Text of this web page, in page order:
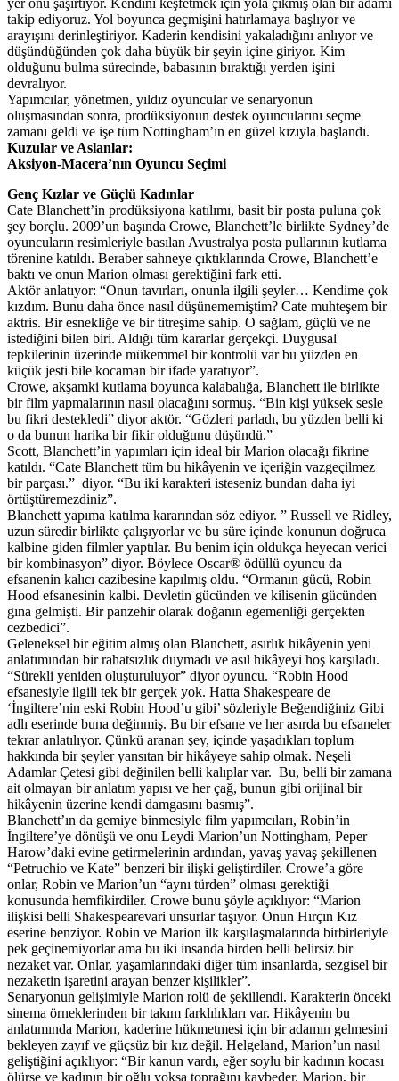
takip ediyoruz. Yol boyunca geçmişini hatırlamaya başlıyor ve
arayışını derinleştiriyor. Kaderin kendisini yakaladığını anlıyor ve
düşündüğünden çok daha büyük bir şeyin içine giriyor. Kim
olduğunu bulma sürecinde, babasının bıraktığı yerden işini
devralıyor.
Yapımcılar, yönetmen, yıldız oyuncular ve senaryonun
oluşmasından sonra, prodüksiyonun destek oyuncularını seçme
zamanı geldi ve işe tüm Nottingham’ın en güzel kızıyla başlandı.
Kuzular ve Aslanlar:
Aksiyon-Macera’nın Oyuncu Seçimi
Genç Kızlar ve Güçlü Kadınlar
Cate Blanchett’in prodüksiyona katılımı, basit bir posta puluna çok
şey borçlu. 2009’un başında Crowe, Blanchett’le birlikte Sydney’de
oyuncuların resimleriyle basılan Avustralya posta pullarının kutlama
törenine katıldı. Beraber sahneye çıktıklarında Crowe, Blanchett’e
baktı ve onun Marion olması gerektiğini fark etti.
Aktör anlatıyor: “Onun tavırları, onunla ilgili şeyler… Kendime çok
kızdım. Bunu daha önce nasıl düşünememiştim? Cate muhteşem bir
aktris. Bir esnekliğe ve bir titreşime sahip. O sağlam, güçlü ve ne
istediğini bilen biri. Aldığı tüm kararlar gerçekçi. Duygusal
tepkilerinin üzerinde mükemmel bir kontrolü var bu yüzden en
küçük jesti bile kocaman bir ifade yaratıyor”.
Crowe, akşamki kutlama boyunca kalabalığa, Blanchett ile birlikte
bir film yapmalarının nasıl olacağını sormuş. “Bin kişi yüksek sesle
bu fikri destekledi” diyor aktör. “Gözleri parladı, bu yüzden belli ki
o da bunun harika bir fikir olduğunu düşündü.”
Scott, Blanchett’in yapımları için ideal bir Marion olacağı fikrine
katıldı. “Cate Blanchett tüm bu hikâyenin ve içeriğin vazgeçilmez
bir parçası.” diyor. “Bu iki karakteri isteseniz bundan daha iyi
örtüştüremezdiniz”.
Blanchett yapıma katılma kararından söz ediyor. ” Russell ve Ridley,
uzun süredir birlikte çalışıyorlar ve bu süre içinde konunun doğruca
kalbine giden filmler yaptılar. Bu benim için oldukça heyecan verici
bir kombinasyon” diyor. Böylece Oscar® ödüllü oyuncu da
efsanenin kalıcı cazibesine kapılmış oldu. “Ormanın gücü, Robin
Hood efsanesinin kalbi. Devletin gücünden ve kilisenin gücünden
gına gelmişti. Bir panzehir olarak doğanın egemenliği gerçekten
cezbedici”.
Geleneksel bir eğitim almış olan Blanchett, asırlık hikâyenin yeni
anlatımından bir rahatsızlık duymadı ve asıl hikâyeyi hoş karşıladı.
“Sürekli yeniden oluşturuluyor” diyor oyuncu. “Robin Hood
efsanesiyle ilgili tek bir gerçek yok. Hatta Shakespeare de
‘İngiltere’nin eski Robin Hood’u gibi’ sözleriyle Beğendiğiniz Gibi
adlı eserinde buna değinmiş. Bu bir efsane ve her asırda bu efsaneler
tekrar anlatılıyor. Çünkü aranan şey, içinde yaşadıkları toplum
hakkında bir şeyler yansıtan bir hikâyeye sahip olmak. Neşeli
Adamlar Çetesi gibi değinilen belli kalıplar var. Bu, belli bir zamana
ait olmayan bir anlatım yapısı ve her çağ, bunun gibi orijinal bir
hikâyenin üzerine kendi damgasını basmış”.
Blanchett’ın da gemiye binmesiyle film yapımcıları, Robin’in
İngiltere’ye dönüşü ve onu Leydi Marion’un Nottingham, Peper
Harow’daki evine getirmelerinin ardından, yavaş yavaş şekillenen
“Petruchio ve Kate” benzeri bir ilişki geliştirdiler. Crowe’a göre
onlar, Robin ve Marion’un “aynı türden” olması gerektiği
konusunda hemfikirdiler. Crowe bunu şöyle açıklıyor: “Marion
ilişkisi belli Shakespearevari unsurlar taşıyor. Onun Hırçın Kız
eserine benziyor. Robin ve Marion ilk karşılaşmalarında birbirleriyle
pek geçinemiyorlar ama bu iki insanda birden belli belirsiz bir
nezaket var. Onlar, yaşamlarındaki diğer tüm insanlarda, sezgisel bir
nezaketin işaretini arayan benzer kişilikler”.
Senaryonun gelişimiyle Marion rolü de şekillendi. Karakterin önceki
sinema örneklerinden bir takım farklılıkları var. Hikâyenin bu
anlatımında Marion, kaderine hükmetmesi için bir adamın gelmesini
bekleyen zayıf ve güçsüz bir kız değil. Helgeland, Marion’un nasıl
geliştiğini açıklıyor: “Bir kanun vardı, eğer soylu bir kadının kocası
ölürse ve kadının bir oğlu yoksa toprağını kaybeder. Marion, bir